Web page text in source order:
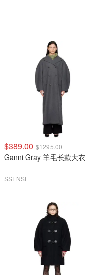
$389.00 $1295.00
Ganni Gray 羊毛长款大衣
SSENSE